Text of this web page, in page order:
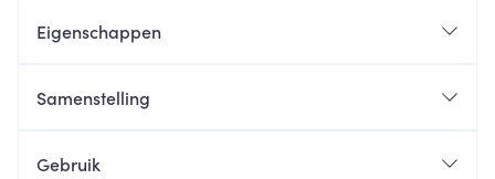
Eigenschappen
Samenstelling
Gebruik